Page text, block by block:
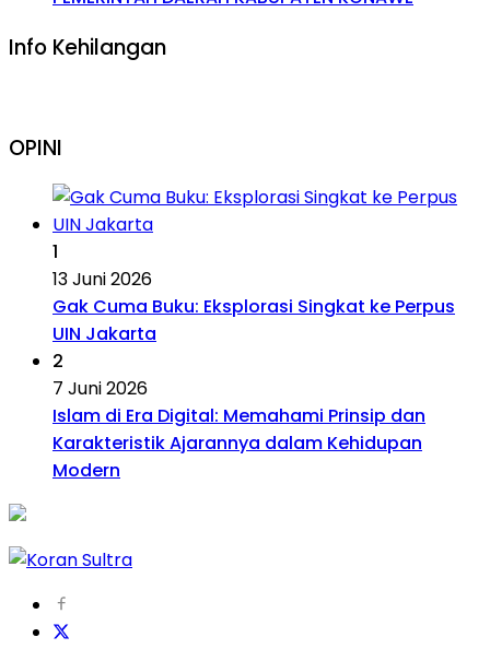
Info Kehilangan
OPINI
1
13 Juni 2026
Gak Cuma Buku: Eksplorasi Singkat ke Perpus
UIN Jakarta
2
7 Juni 2026
Islam di Era Digital: Memahami Prinsip dan
Karakteristik Ajarannya dalam Kehidupan
Modern